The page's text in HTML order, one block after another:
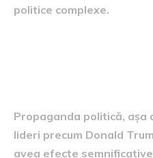
politice complexe.
Propaganda politică, așa
lideri precum Donald
avea efecte